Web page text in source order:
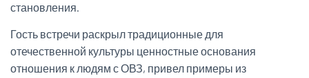
становления.
Гость встречи раскрыл традиционные для
отечественной культуры ценностные основания
отношения к людям с ОВЗ, привел примеры из